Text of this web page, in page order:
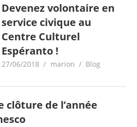
Devenez volontaire en
service civique au
Centre Culturel
Espéranto !
27/06/2018 marion Blog
clôture de l’année